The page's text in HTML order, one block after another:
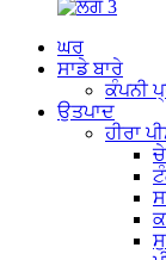
ਘਰ
ਸਾਡੇ ਬਾਰੇ
ਕੰਪਨੀ
ਉਤਪਾਦ
ਹੀਰਾ